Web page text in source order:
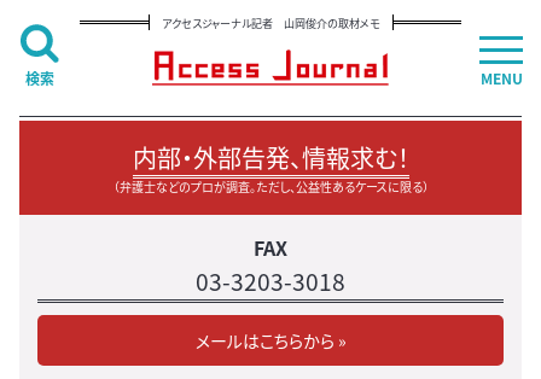
アクセスジャーナル記者 山岡俊介の取材メモ
内部・外部告発、情報求む！
（弁護士などのプロが調査。ただし、公益性あるケースに限る）
FAX
03-3203-3018
メールはこちらから »
MENU
検索